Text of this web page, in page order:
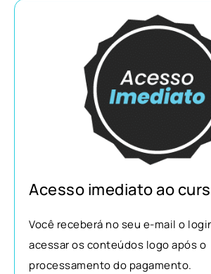
Acesso imediato ao
Você receberá no seu e-mail o
acessar os conteúdos logo após o
processamento do pagamento.